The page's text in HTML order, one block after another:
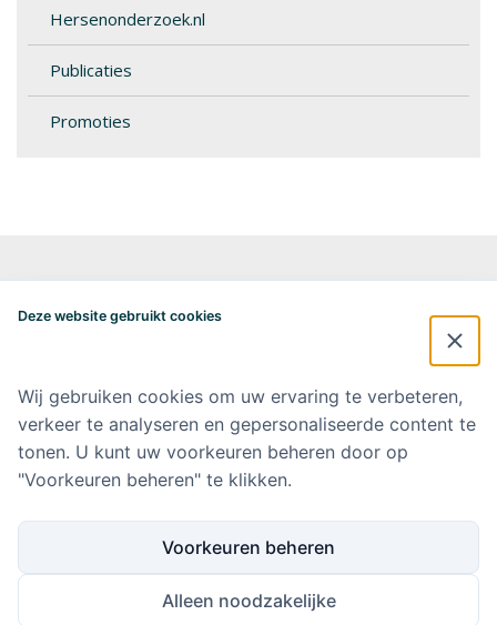
Hersenonderzoek.nl
Publicaties
Promoties
Postbus 7057
alzheimercentrum@amsterdamumc.nl
Doneer via: NL 42 INGB 0006 9052 76 Ten name van: Stichting Steun
Alzheimercentrum Amsterdam
Amsterdam UMC
Deze website gebruikt cookies
Wij gebruiken cookies om uw ervaring te verbeteren,
verkeer te analyseren en gepersonaliseerde content te
tonen. U kunt uw voorkeuren beheren door op
"Voorkeuren beheren" te klikken.
Voorkeuren beheren
Alleen noodzakelijke